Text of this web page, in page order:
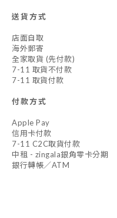
送貨方式
店面自取
海外郵寄
全家取貨 (先付款)
7-11 取貨不付款
7-11 取貨付款
付款方式
Apple Pay
信用卡付款
7-11 C2C取貨付款
中租 - zingala銀角零卡分期
銀行轉帳／ATM